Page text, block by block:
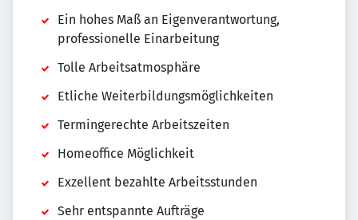
Ein hohes Maß an Eigenverantwortung,
professionelle Einarbeitung
Tolle Arbeitsatmosphäre
Etliche Weiterbildungsmöglichkeiten
Termingerechte Arbeitszeiten
Homeoffice Möglichkeit
Exzellent bezahlte Arbeitsstunden
Sehr entspannte Aufträge